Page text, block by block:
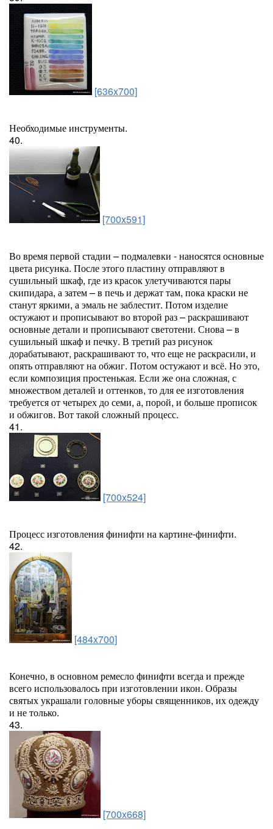
[636x700]
Необходимые инструменты.
40.
[700x591]
Во время первой стадии – подмалевки - наносятся основные
цвета рисунка. После этого пластину отправляют в
сушильный шкаф, где из красок улетучиваются пары
скипидара, а затем – в печь и держат там, пока краски не
станут яркими, а эмаль не заблестит. Потом изделие
остужают и прописывают во второй раз – раскрашивают
основные детали и прописывают светотени. Снова – в
сушильный шкаф и печку. В третий раз рисунок
дорабатывают, раскрашивают то, что еще не раскрасили, и
опять отправляют на обжиг. Потом остужают и всё. Но это,
если композиция простенькая. Если же она сложная, с
множеством деталей и оттенков, то для ее изготовления
требуется от четырех до семи, а, порой, и больше прописок
и обжигов. Вот такой сложный процесс.
41.
[700x524]
Процесс изготовления финифти на картине-финифти.
42.
[484x700]
Конечно, в основном ремесло финифти всегда и прежде
всего использовалось при изготовлении икон. Образы
святых украшали головные уборы священников, их одежду
и не только.
43.
[700x668]